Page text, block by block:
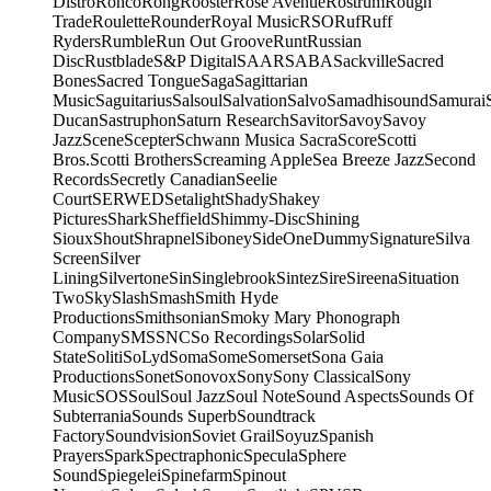
TradeRouletteRounderRoyal MusicRSORufRuff
RydersRumbleRun Out GrooveRuntRussian
DiscRustbladeS&P DigitalSAARSABASackvilleSacred
BonesSacred TongueSagaSagittarian
MusicSaguitariusSalsoulSalvationSalvoSamadhisoundSamurai
DucanSastruphonSaturn ResearchSavitorSavoySavoy
JazzSceneScepterSchwann Musica SacraScoreScotti
Bros.Scotti BrothersScreaming AppleSea Breeze JazzSecond
RecordsSecretly CanadianSeelie
CourtSERWEDSetalightShadyShakey
PicturesSharkSheffieldShimmy-DiscShining
SiouxShoutShrapnelSiboneySideOneDummySignatureSilva
ScreenSilver
LiningSilvertoneSinSinglebrookSintezSireSireenaSituation
TwoSkySlashSmashSmith Hyde
ProductionsSmithsonianSmoky Mary Phonograph
CompanySMSSNCSo RecordingsSolarSolid
StateSolitiSoLydSomaSomeSomersetSona Gaia
ProductionsSonetSonovoxSonySony ClassicalSony
MusicSOSSoulSoul JazzSoul NoteSound AspectsSounds Of
SubterraniaSounds SuperbSoundtrack
FactorySoundvisionSoviet GrailSoyuzSpanish
PrayersSparkSpectraphonicSpeculaSphere
SoundSpiegeleiSpinefarmSpinout